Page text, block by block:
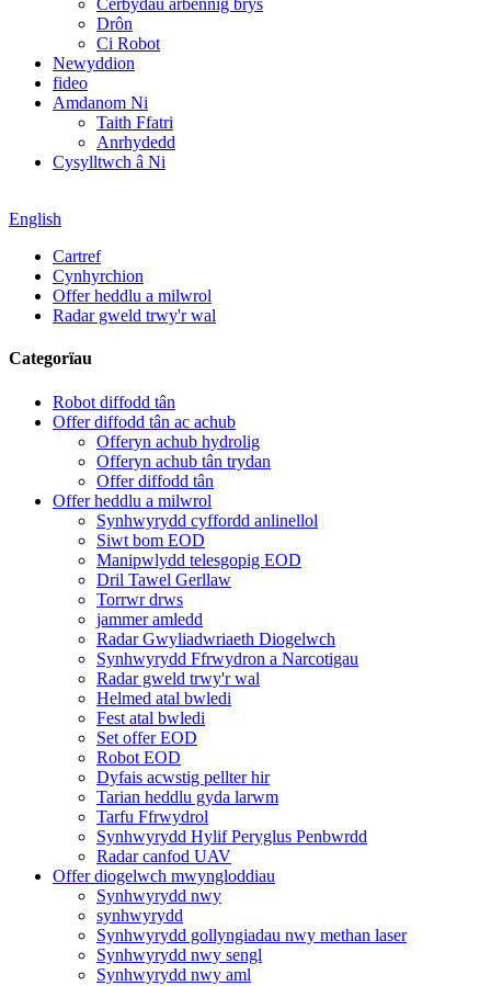
Cerbydau arbennig brys
Drôn
Ci Robot
Newyddion
fideo
Amdanom Ni
Taith Ffatri
Anrhydedd
Cysylltwch â Ni
English
Cartref
Cynhyrchion
Offer heddlu a milwrol
Radar gweld trwy'r wal
Categorïau
Robot diffodd tân
Offer diffodd tân ac achub
Offeryn achub hydrolig
Offeryn achub tân trydan
Offer diffodd tân
Offer heddlu a milwrol
Synhwyrydd cyffordd anlinellol
Siwt bom EOD
Manipwlydd telesgopig EOD
Dril Tawel Gerllaw
Torrwr drws
jammer amledd
Radar Gwyliadwriaeth Diogelwch
Synhwyrydd Ffrwydron a Narcotigau
Radar gweld trwy'r wal
Helmed atal bwledi
Fest atal bwledi
Set offer EOD
Robot EOD
Dyfais acwstig pellter hir
Tarian heddlu gyda larwm
Tarfu Ffrwydrol
Synhwyrydd Hylif Peryglus Penbwrdd
Radar canfod UAV
Offer diogelwch mwyngloddiau
Synhwyrydd nwy
synhwyrydd
Synhwyrydd gollyngiadau nwy methan laser
Synhwyrydd nwy sengl
Synhwyrydd nwy aml